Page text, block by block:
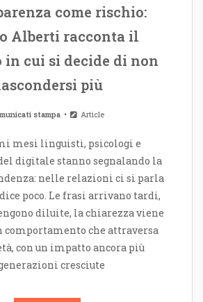
come rischio:
Alberti racconta il
in cui si decide di non
più
stampa Article
mesi linguisti, psicologi e
digitale stanno segnalando la
nelle relazioni ci si parla
poco. Le frasi arrivano tardi,
diluite, la chiarezza viene
comportamento che attraversa
con un impatto ancora più
cresciute